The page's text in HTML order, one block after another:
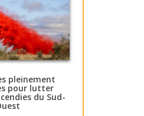
pleinement
pour lutter
du Sud-